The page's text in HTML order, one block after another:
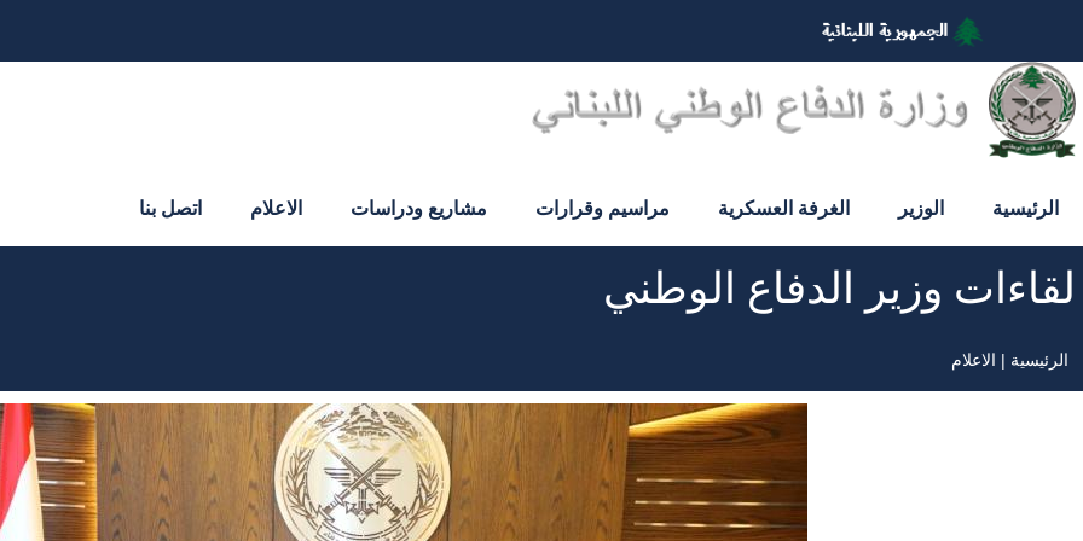
المحتوى
الرئيسي
الرئيسية الوزير الغرفة العسكرية مراسيم وقرارات مشاريع ودراسات الاعلام اتصل بنا
لقاءات وزير الدفاع الوطني
مسار
الرئيسية الاعلام